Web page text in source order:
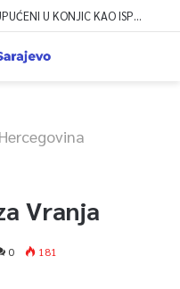
VATROGASCI CIVILNE ZAŠTITE KS UPUĆENI U KONJIC KAO ISPOMOĆ U GAŠENJU POŽARA
Vranja
0
181